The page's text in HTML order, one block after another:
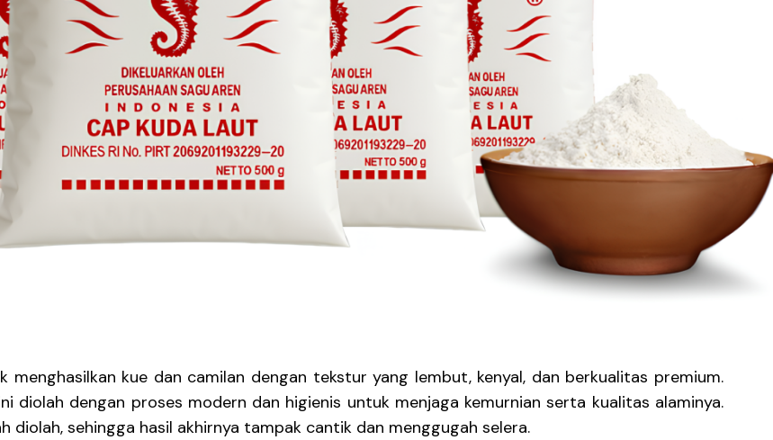
kue dan camilan dengan tekstur yang lembut, kenyal, dan berkualitas premium.
diolah dengan proses modern dan higienis untuk menjaga kemurnian serta kualitas alaminya.
diolah, sehingga hasil akhirnya tampak cantik dan menggugah selera.